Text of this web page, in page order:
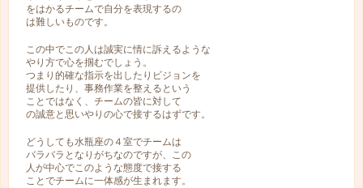
をはかるチームで自分を表現するの
は難しいものです。
この中でこの人は誠実に情に訴えるような
やり方で心を掴むでしょう。
つまり的確な指示を出したりビジョンを
提供したり、事務作業を整えるという
ことではなく、チームの皆に対して
の誠意と思いやりの心で接するはずです。
どうしても水瓶座の４室でチームは
バラバラとなりがちなのですが、この
人が中心でこのような態度で接する
ことでチームに一体感が生まれます。